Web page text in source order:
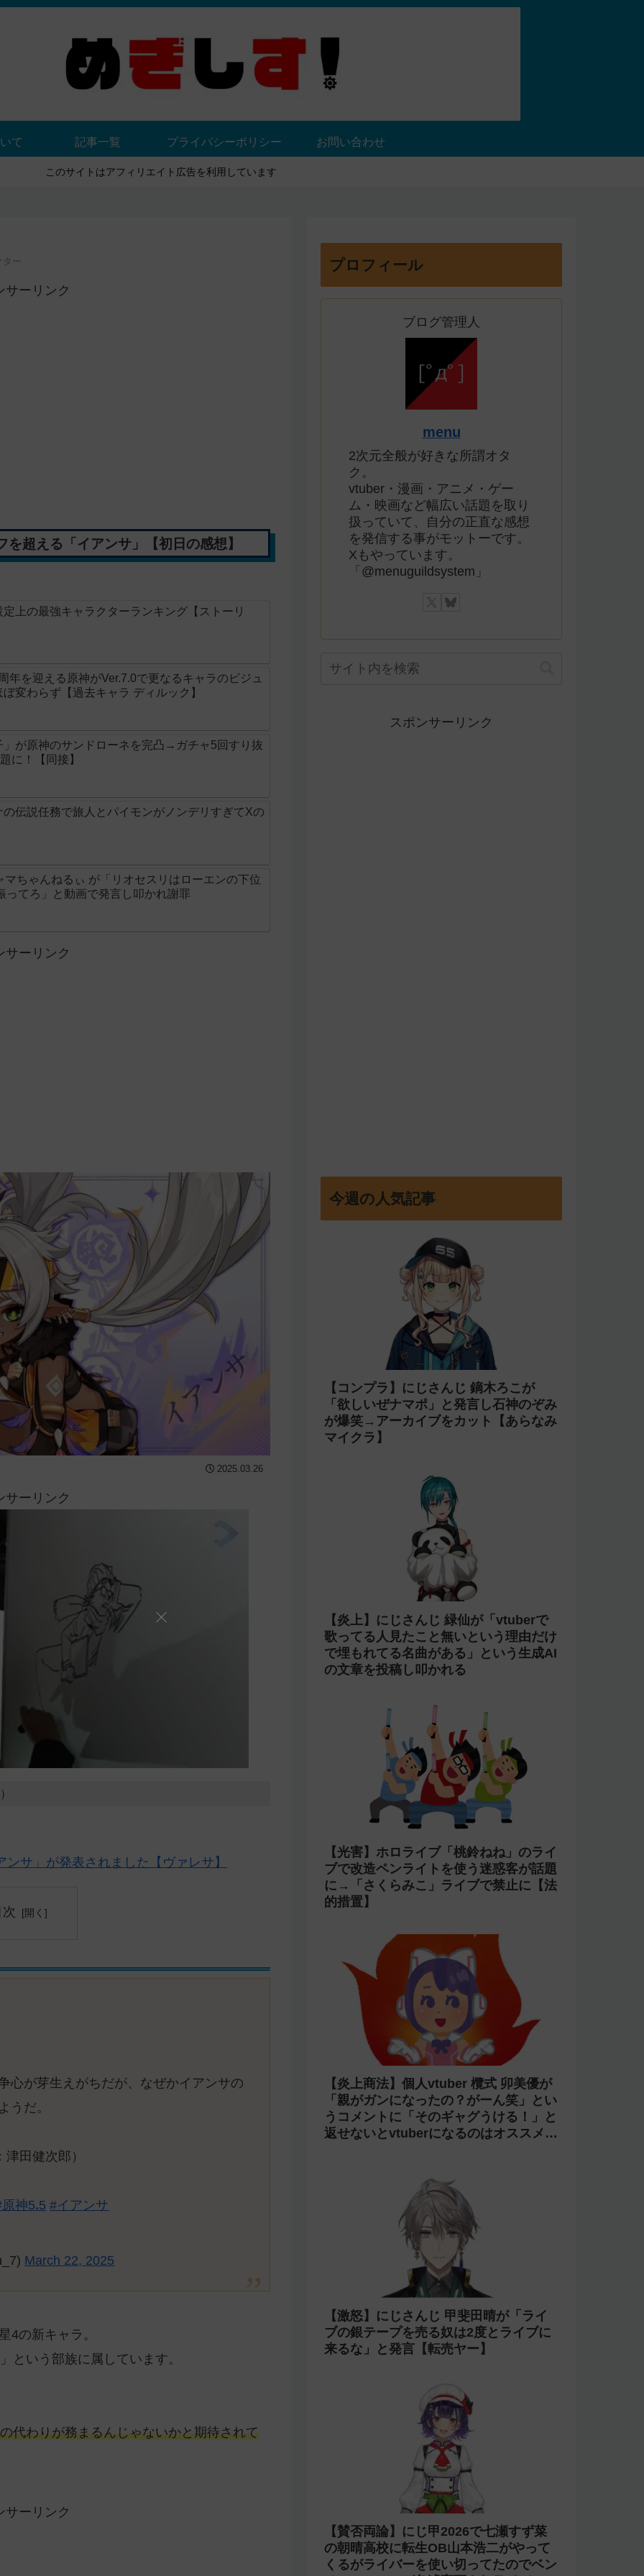
て 記事一覧 プライバシーポリシー お問い合わせ
このサイトはアフィリエイト広告を利用しています
ー
サーリンク
超える「イアンサ」【初日の感想】
上の最強キャラクターランキング【ストーリ
年を迎える原神がVer.7.0で更なるキャラのビジュ
変わらず【過去キャラ ディルック】
が原神のサンドローネを完凸→ガチャ5回すり抜
に！【同接】
伝説任務で旅人とパイモンがノンデリすぎてXの
ちゃんねるぃ が「リオセスリはローエンの下位
ってろ」と動画で発言し叩かれ謝罪
サーリンク
2025.03.26
サーリンク
サ」が発表されました【ヴァレサ】
心が芽生えがちだが、なぜかイアンサの
うだ。
田健次郎）
神5ꓸ5 #イアンサ
March 22, 2025
4の新キャラ。
という部族に属しています。
代わりが務まるんじゃないかと期待されて
サーリンク
プロフィール
ブログ管理人
menu
2次元全般が好きな所謂オタ
ク。
vtuber・漫画・アニメ・ゲー
ム・映画など幅広い話題を取り
扱っていて、自分の正直な感想
を発信する事がモットーです。
Xもやっています。
「@menuguildsystem」
スポンサーリンク
今週の人気記事
【コンプラ】にじさんじ 鏑木ろこが
「欲しいぜナマポ」と発言し石神のぞみ
が爆笑→アーカイブをカット【あらなみ
マイクラ】
【炎上】にじさんじ 緑仙が「vtuberで
歌ってる人見たこと無いという理由だけ
で埋もれてる名曲がある」という生成AI
の文章を投稿し叩かれる
【光害】ホロライブ「桃鈴ねね」のライ
ブで改造ペンライトを使う迷惑客が話題
に→「さくらみこ」ライブで禁止に【法
的措置】
【炎上商法】個人vtuber 欖式 卯美優が
「親がガンになったの？がーん笑」とい
うコメントに「そのギャグうける！」と
返せないとvtuberになるのはオススメし
【激怒】にじさんじ 甲斐田晴が「ライ
ブの銀テープを売る奴は2度とライブに
来るな」と発言【転売ヤー】
【賛否両論】にじ甲2026で七瀬すず菜
の朝晴高校に転生OB山本浩二がやって
くるがライバーを使い切ってたのでベン